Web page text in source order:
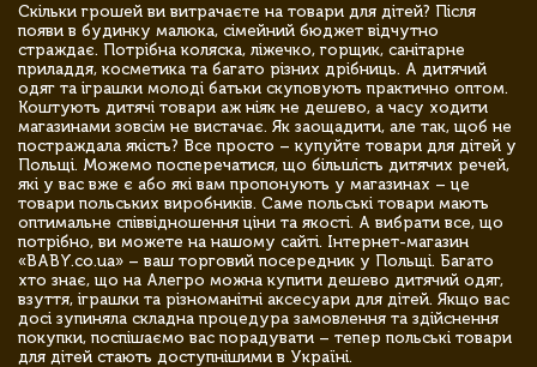
Скільки грошей ви витрачаєте на товари для дітей? Після
появи в будинку малюка, сімейний бюджет відчутно
страждає. Потрібна коляска, ліжечко, горщик, санітарне
приладдя, косметика та багато різних дрібниць. А дитячий
одяг та іграшки молоді батьки скуповують практично оптом.
Коштують дитячі товари аж ніяк не дешево, а часу ходити
магазинами зовсім не вистачає. Як заощадити, але так, щоб не
постраждала якість? Все просто – купуйте товари для дітей у
Польщі. Можемо посперечатися, що більшість дитячих речей,
які у вас вже є або які вам пропонують у магазинах – це
товари польських виробників. Саме польські товари мають
оптимальне співвідношення ціни та якості. А вибрати все, що
потрібно, ви можете на нашому сайті. Інтернет-магазин
«BABY.co.ua» – ваш торговий посередник у Польщі. Багато
хто знає, що на Алегро можна купити дешево дитячий одяг,
взуття, іграшки та різноманітні аксесуари для дітей. Якщо вас
досі зупиняла складна процедура замовлення та здійснення
покупки, поспішаємо вас порадувати – тепер польські товари
для дітей стають доступнішими в Україні.